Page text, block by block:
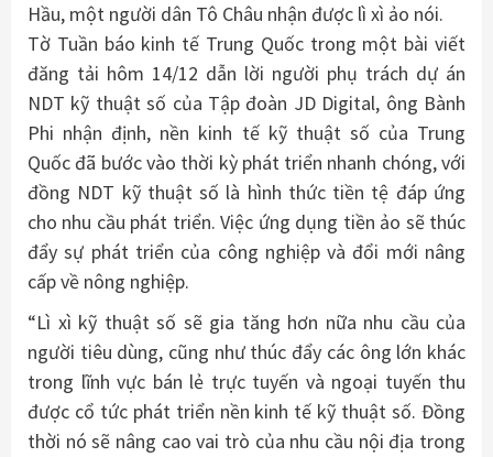
Hầu, một người dân Tô Châu nhận được lì xì ảo nói.
Tờ Tuần báo kinh tế Trung Quốc trong một bài viết
đăng tải hôm 14/12 dẫn lời người phụ trách dự án
NDT kỹ thuật số của Tập đoàn JD Digital, ông Bành
Phi nhận định, nền kinh tế kỹ thuật số của Trung
Quốc đã bước vào thời kỳ phát triển nhanh chóng, với
đồng NDT kỹ thuật số là hình thức tiền tệ đáp ứng
cho nhu cầu phát triển. Việc ứng dụng tiền ảo sẽ thúc
đẩy sự phát triển của công nghiệp và đổi mới nâng
cấp về nông nghiệp.
“Lì xì kỹ thuật số sẽ gia tăng hơn nữa nhu cầu của
người tiêu dùng, cũng như thúc đẩy các ông lớn khác
trong lĩnh vực bán lẻ trực tuyến và ngoại tuyến thu
được cổ tức phát triển nền kinh tế kỹ thuật số. Đồng
thời nó sẽ nâng cao vai trò của nhu cầu nội địa trong